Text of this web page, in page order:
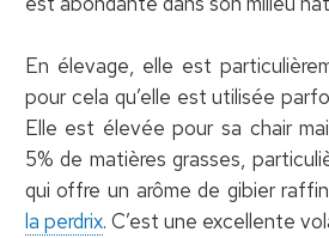
En élevage, elle est
pour cela qu’elle est utilisée
Elle est élevée pour sa chair
5% de matières grasses,
qui offre un arôme de gibier
la perdrix. C’est une excellente